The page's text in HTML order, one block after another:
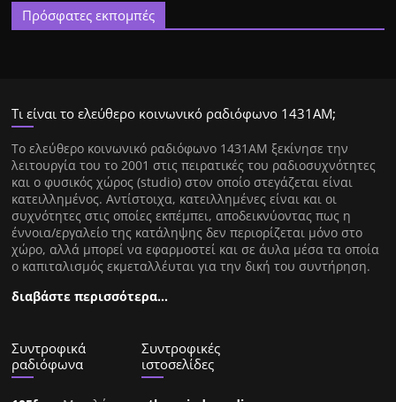
Πρόσφατες εκπομπές
Τι είναι το ελεύθερο κοινωνικό ραδιόφωνο 1431ΑΜ;
Tο ελεύθερο κοινωνικό ραδιόφωνο 1431AM ξεκίνησε την
λειτουργία του το 2001 στις πειρατικές του ραδιοσυχνότητες
και ο φυσικός χώρος (studio) στον οποίο στεγάζεται είναι
κατειλλημένος. Αντίστοιχα, κατειλλημένες είναι και οι
συχνότητες στις οποίες εκπέμπει, αποδεικνύοντας πως η
έννοια/εργαλείο της κατάληψης δεν περιορίζεται μόνο στο
χώρο, αλλά μπορεί να εφαρμοστεί και σε άυλα μέσα τα οποία
ο καπιταλισμός εκμεταλλέυται για την δική του συντήρηση.
διαβάστε περισσότερα…
Συντροφικά
ραδιόφωνα
Συντροφικές
ιστοσελίδες